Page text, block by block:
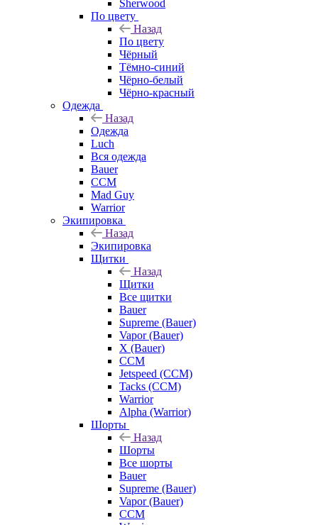
Sherwood
По цвету
Назад
По цвету
Чёрный
Тёмно-синий
Чёрно-белый
Чёрно-красный
Одежда
Назад
Одежда
Luch
Вся одежда
Bauer
CCM
Mad Guy
Warrior
Экипировка
Назад
Экипировка
Щитки
Назад
Щитки
Все щитки
Bauer
Supreme (Bauer)
Vapor (Bauer)
X (Bauer)
CCM
Jetspeed (CCM)
Tacks (CCM)
Warrior
Alpha (Warrior)
Шорты
Назад
Шорты
Все шорты
Bauer
Supreme (Bauer)
Vapor (Bauer)
CCM